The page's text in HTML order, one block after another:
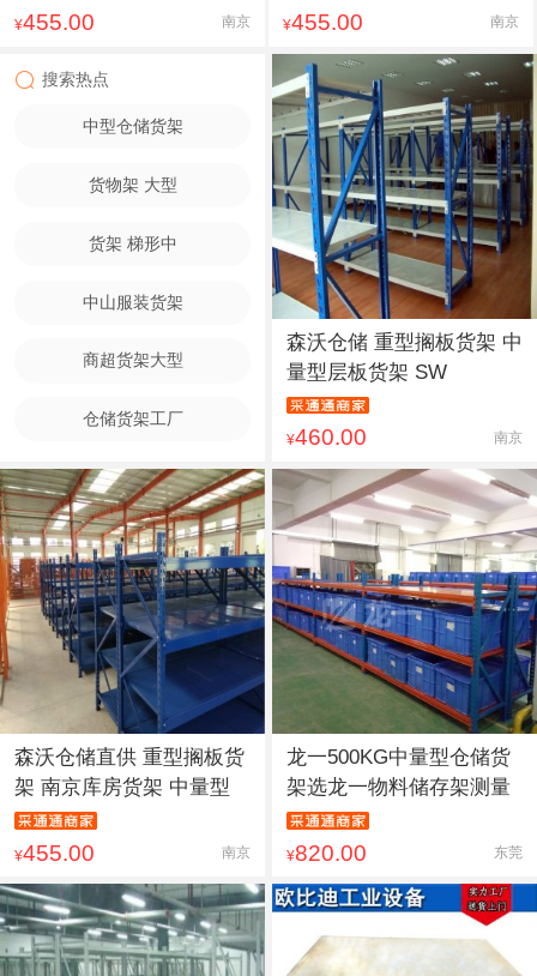
¥455.00 南京 ¥455.00 南京
搜索热点
中型仓储货架
货物架 大型
货架 梯形中
中山服装货架
商超货架大型
仓储货架工厂
森沃仓储 重型搁板货架 中
量型层板货架 SW
¥460.00 南京
森沃仓储直供 重型搁板货
架 南京库房货架 中量型
¥455.00 南京
龙一500KG中量型仓储货
架选龙一物料储存架测量
¥820.00 东莞